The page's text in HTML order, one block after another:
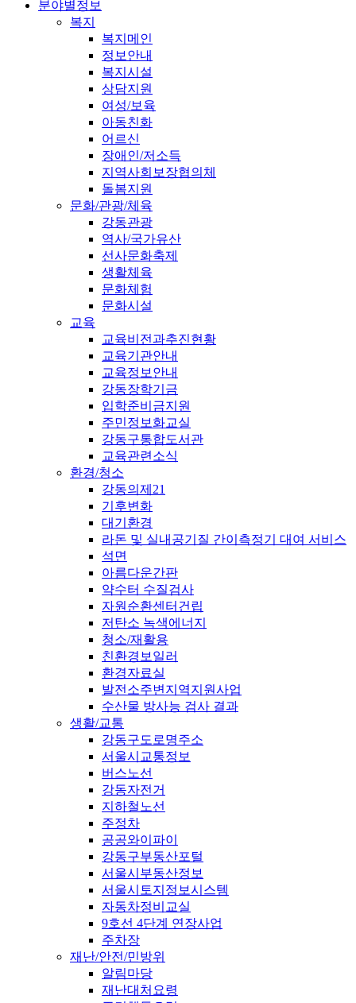
분야별정보
복지
복지메인
정보안내
복지시설
상담지원
여성/보육
아동친화
어르신
장애인/저소득
지역사회보장협의체
돌봄지원
문화/관광/체육
강동관광
역사/국가유산
선사문화축제
생활체육
문화체험
문화시설
교육
교육비전과추진현황
교육기관안내
교육정보안내
강동장학기금
입학준비금지원
주민정보화교실
강동구통합도서관
교육관련소식
환경/청소
강동의제21
기후변화
대기환경
라돈 및 실내공기질 간이측정기 대여 서비스
석면
아름다운간판
약수터 수질검사
자원순환센터건립
저탄소 녹색에너지
청소/재활용
친환경보일러
환경자료실
발전소주변지역지원사업
수산물 방사능 검사 결과
생활/교통
강동구도로명주소
서울시교통정보
버스노선
강동자전거
지하철노선
주정차
공공와이파이
강동구부동산포털
서울시부동산정보
서울시토지정보시스템
자동차정비교실
9호선 4단계 연장사업
주차장
재난/안전/민방위
알림마당
재난대처요령